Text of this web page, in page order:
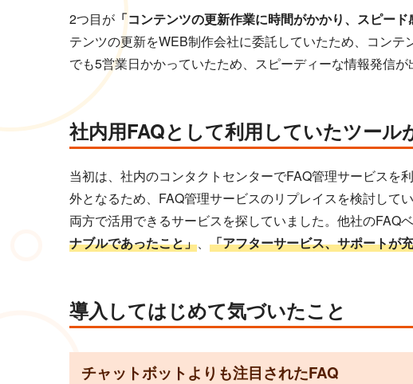
2つ目が 「コンテンツの更新作業に時間がかかり、スピー
テンツの更新をWEB制作会社に委託していたため、コン
でも5営業日かかっていたため、スピーディーな情報発信
社内用FAQとして利用していたツー
当初は、社内のコンタクトセンターでFAQ管理サービスを
外となるため、FAQ管理サービスのリプレイスを検討して
両方で活用できるサービスを探していました。他社のFAQベ
ナブルであったこと」、 「アフターサービス、サポートが
導入してはじめて気づいたこと
チャットボットよりも注目されたFAQ